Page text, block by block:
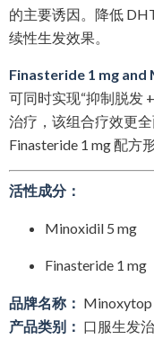
的主要诱因。降低
续性生发效果。
Finasteride 1 mg
可同时实现“抑制脱发
治疗，该组合疗效更
Finasteride 1 mg 配方
活性成分：
Minoxidil 5 mg
Finasteride 1 mg
品牌名称： Minoxytop
产品类别： 口服生发